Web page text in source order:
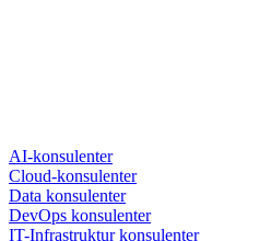
AI-konsulenter
Cloud-konsulenter
Data konsulenter
DevOps konsulenter
IT-Infrastruktur konsulenter